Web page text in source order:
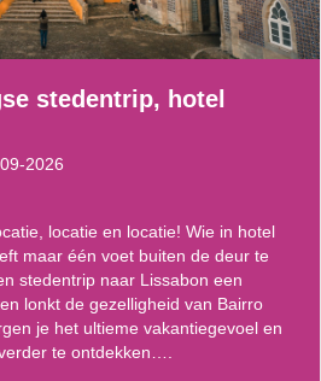
stedentrip, hotel
2026
locatie en locatie! Wie in hotel
maar één voet buiten de deur te
stedentrip naar Lissabon een
lonkt de gezelligheid van Bairro
je het ultieme vakantiegevoel en
te ontdekken….